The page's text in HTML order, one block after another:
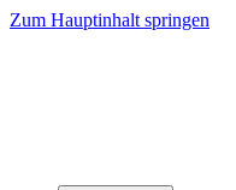
Zum Hauptinhalt springen